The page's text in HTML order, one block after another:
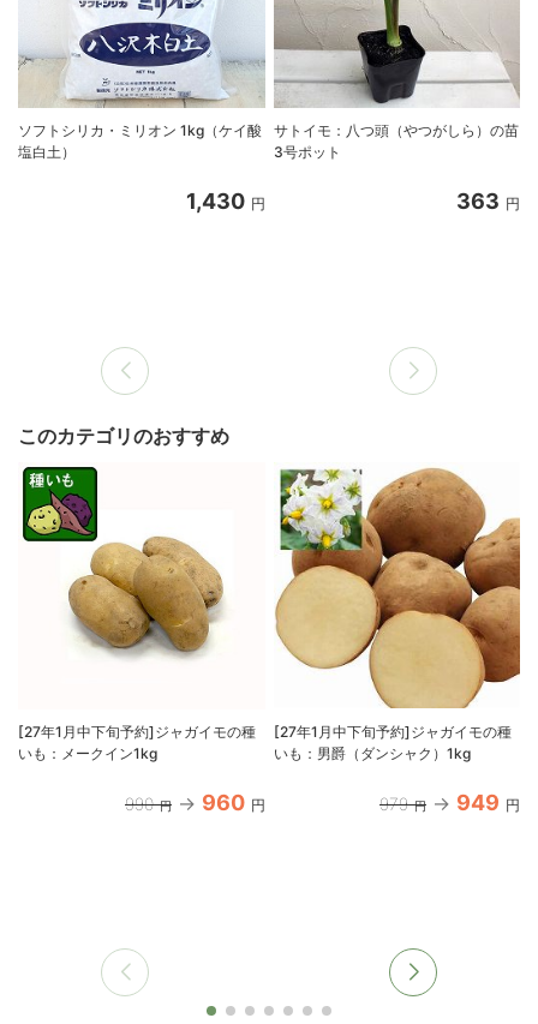
ソフトシリカ・ミリオン 1kg（ケイ酸
塩白土）
1,430 円
サトイモ：八つ頭（やつがしら）の苗
3号ポット
363 円
このカテゴリのおすすめ
[27年1月中下旬予約]ジャガイモの種
いも：メークイン1kg
990 円 960 円
[27年1月中下旬予約]ジャガイモの種
いも：男爵（ダンシャク）1kg
979 円 949 円